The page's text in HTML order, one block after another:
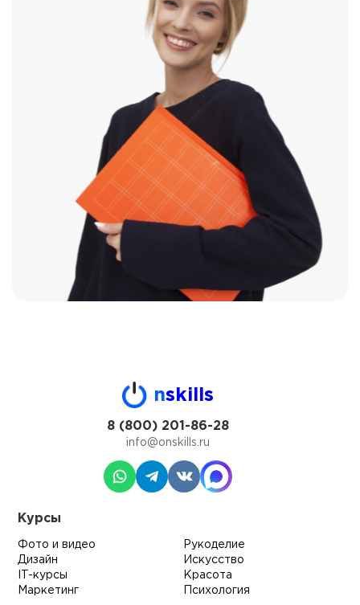
nskills
8 (800) 201-86-28
info@onskills.ru
Курсы
Фото и видео
Дизайн
IT-курсы
Маркетинг
Рукоделие
Искусство
Красота
Психология